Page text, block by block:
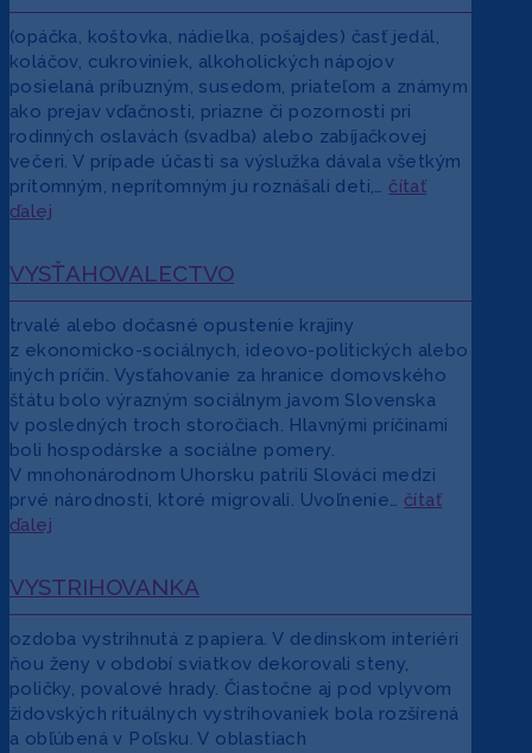
(opáčka, koštovka, nádielka, pošajdes) časť jedál,
koláčov, cukroviniek, alkoholických nápojov
posielaná príbuzným, susedom, priateľom a známym
ako prejav vďačnosti, priazne či pozornosti pri
rodinných oslavách (svadba) alebo zabíjačkovej
večeri. V prípade účasti sa výslužka dávala všetkým
prítomným, neprítomným ju roznášali deti,… čítať
ďalej
VYSŤAHOVALECTVO
trvalé alebo dočasné opustenie krajiny
z ekonomicko-sociálnych, ideovo-politických alebo
iných príčin. Vysťahovanie za hranice domovského
štátu bolo výrazným sociálnym javom Slovenska
v posledných troch storočiach. Hlavnými príčinami
boli hospodárske a sociálne pomery.
V mnohonárodnom Uhorsku patrili Slováci medzi
prvé národnosti, ktoré migrovali. Uvoľnenie… čítať
ďalej
VYSTRIHOVANKA
ozdoba vystrihnutá z papiera. V dedinskom interiéri
ňou ženy v období sviatkov dekorovali steny,
poličky, povalové hrady. Čiastočne aj pod vplyvom
židovských rituálnych vystrihovaniek bola rozšírená
a obľúbená v Poľsku. V oblastiach